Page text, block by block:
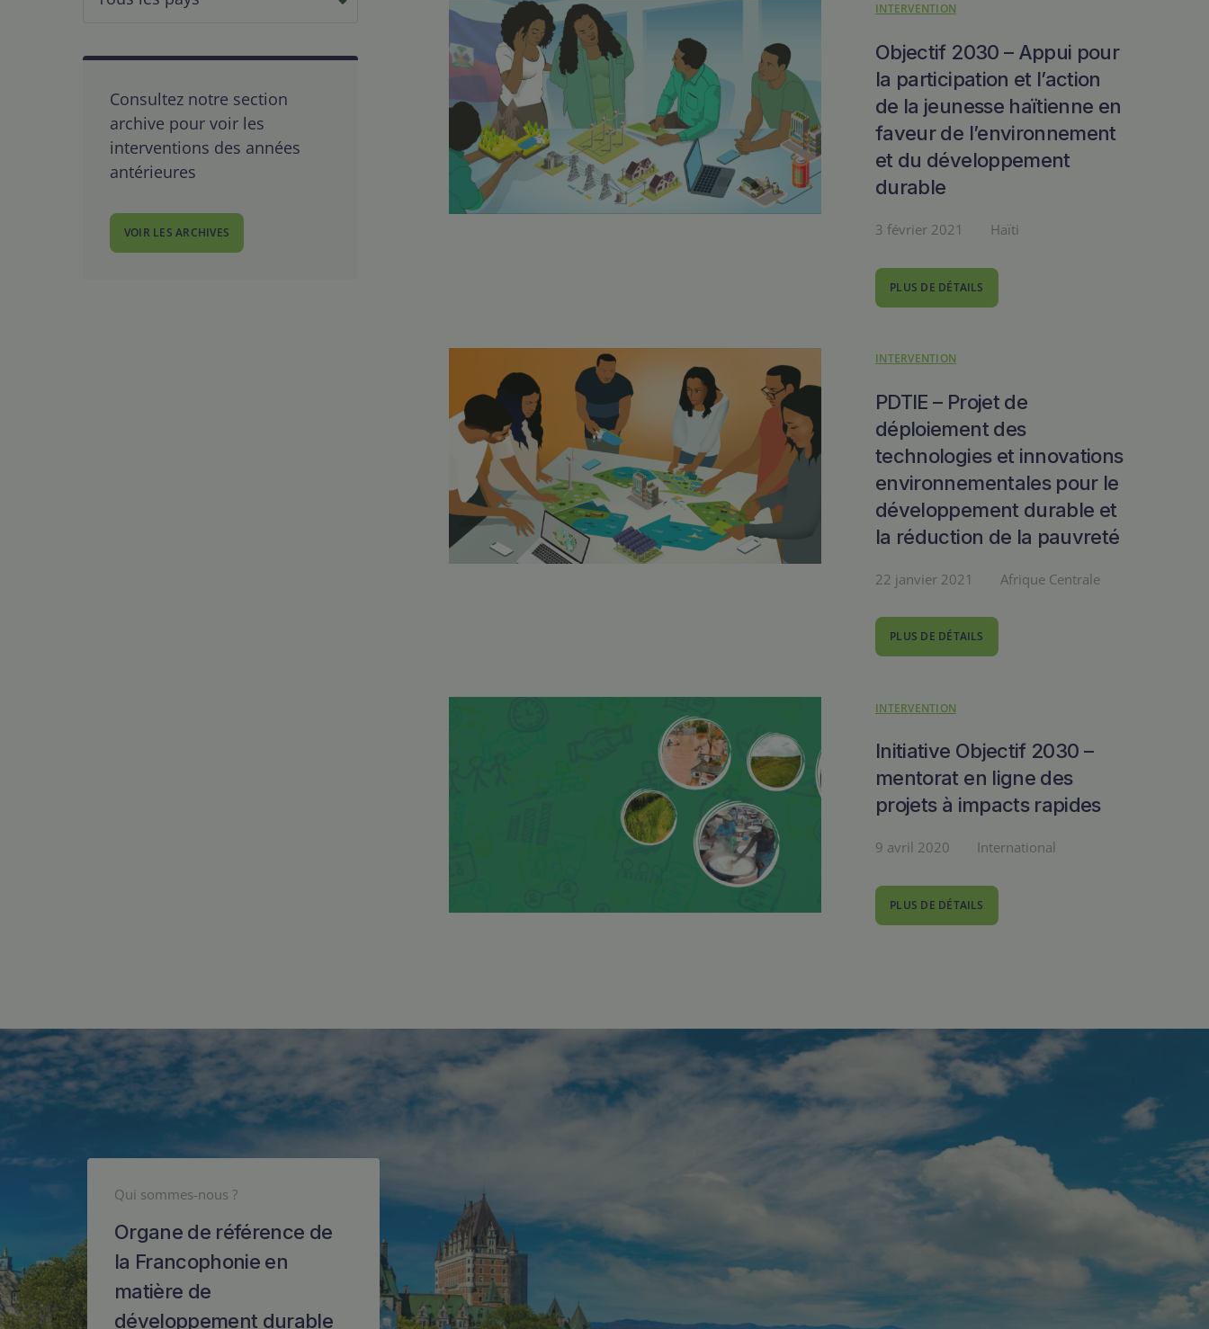
Consultez notre section
archive pour voir les
interventions des années
antérieures
VOIR LES ARCHIVES
INTERVENTION
Objectif 2030 – Appui pour
la participation et l’action
de la jeunesse haïtienne en
faveur de l’environnement
et du développement
durable
3 février 2021 Haïti
PLUS DE DÉTAILS
INTERVENTION
PDTIE – Projet de
déploiement des
technologies et innovations
environnementales pour le
développement durable et
la réduction de la pauvreté
22 janvier 2021 Afrique Centrale
PLUS DE DÉTAILS
INTERVENTION
Initiative Objectif 2030 –
mentorat en ligne des
projets à impacts rapides
9 avril 2020 International
PLUS DE DÉTAILS
Qui sommes-nous ?
Organe de référence de
la Francophonie en
matière de
développement durable